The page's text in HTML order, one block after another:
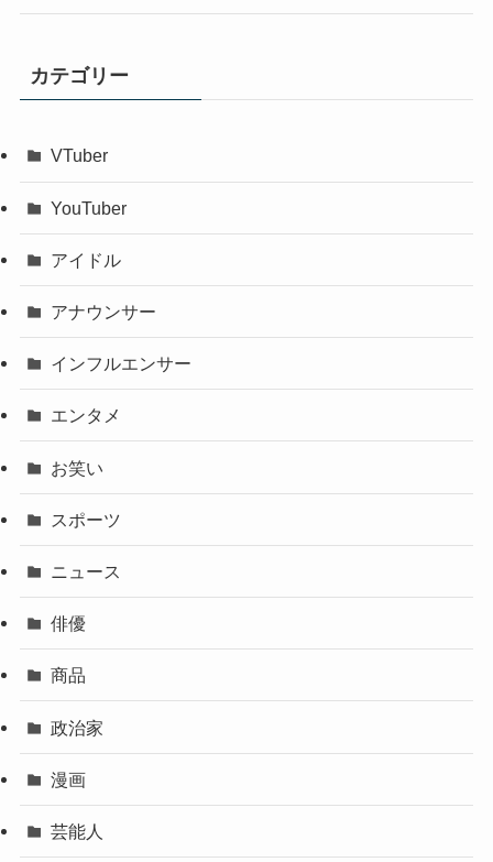
カテゴリー
VTuber
YouTuber
アイドル
アナウンサー
インフルエンサー
エンタメ
お笑い
スポーツ
ニュース
俳優
商品
政治家
漫画
芸能人